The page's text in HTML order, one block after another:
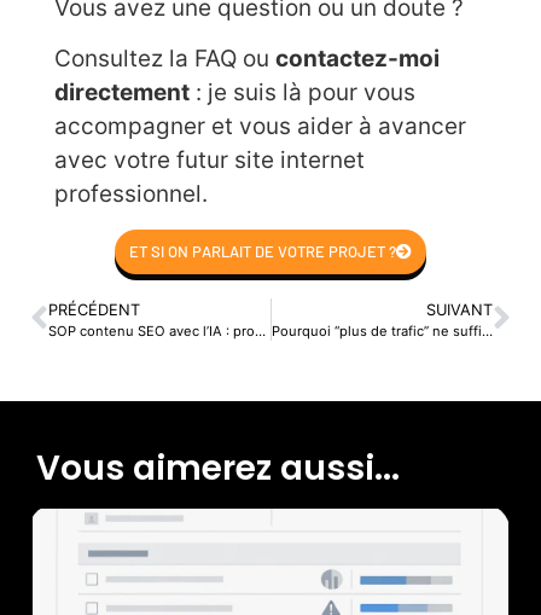
Vous avez une question ou un doute ?
Consultez la FAQ ou contactez-moi
directement : je suis là pour vous
accompagner et vous aider à avancer
avec votre futur site internet
professionnel.
ET SI ON PARLAIT DE VOTRE PROJET ?
PRÉCÉDENT
SOP contenu SEO avec l’IA : produire 8 articles par mois sans cannibaliser (brief, garde-fous, validation E-E-A-T)
SUIVANT
Pourquoi “plus de trafic” ne suffit pas : le framework SEO → Landing → Offre qui transforme des visites en demandes de devis
Vous aimerez aussi...